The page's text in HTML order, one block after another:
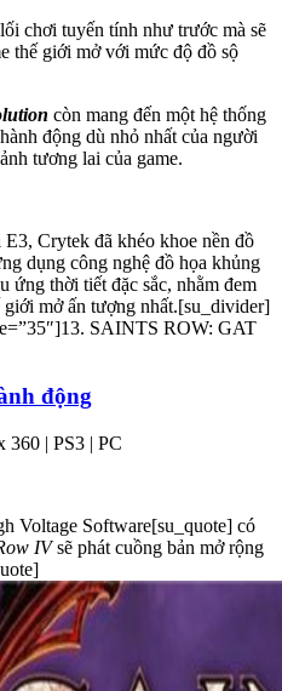
chơi tuyến tính như trước mà sẽ
thế giới mở với mức độ đồ sộ
còn mang đến một hệ thống
động dù nhỏ nhất của người
tương lai của game.
Crytek đã khéo khoe nền đồ
dụng công nghệ đồ họa khủng
ứng thời tiết đặc sắc, nhằm đem
giới mở ấn tượng nhất.[su_divider]
SAINTS ROW: GAT
động
360 | PS3 | PC
Voltage Software[su_quote] có
IVsẽ phát cuồng bản mở rộng